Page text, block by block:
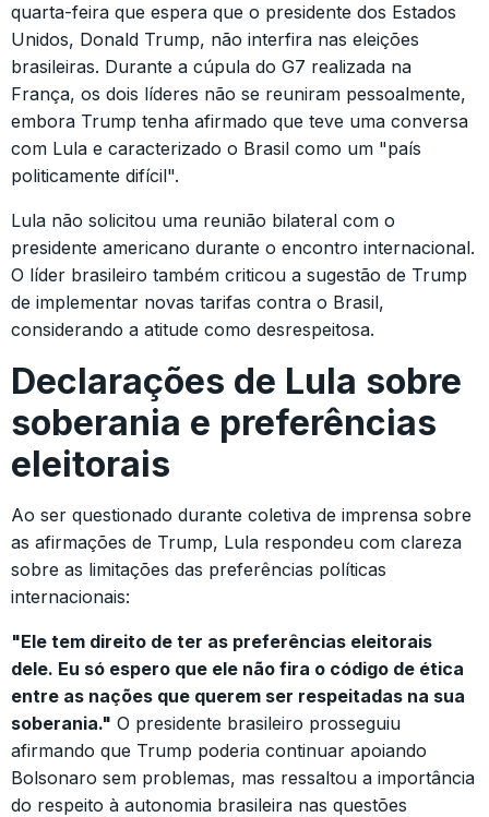
quarta-feira que espera que o presidente dos Estados
Unidos, Donald Trump, não interfira nas eleições
brasileiras. Durante a cúpula do G7 realizada na
França, os dois líderes não se reuniram pessoalmente,
embora Trump tenha afirmado que teve uma conversa
com Lula e caracterizado o Brasil como um "país
politicamente difícil".
Lula não solicitou uma reunião bilateral com o
presidente americano durante o encontro internacional.
O líder brasileiro também criticou a sugestão de Trump
de implementar novas tarifas contra o Brasil,
considerando a atitude como desrespeitosa.
Declarações de Lula sobre
soberania e preferências
eleitorais
Ao ser questionado durante coletiva de imprensa sobre
as afirmações de Trump, Lula respondeu com clareza
sobre as limitações das preferências políticas
internacionais:
"Ele tem direito de ter as preferências eleitorais
dele. Eu só espero que ele não fira o código de ética
entre as nações que querem ser respeitadas na sua
soberania." O presidente brasileiro prosseguiu
afirmando que Trump poderia continuar apoiando
Bolsonaro sem problemas, mas ressaltou a importância
do respeito à autonomia brasileira nas questões